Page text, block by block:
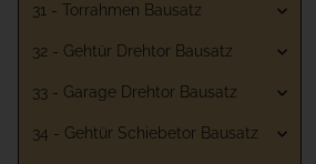
31 - Torrahmen Bausatz
32 - Gehtür Drehtor Bausatz
33 - Garage Drehtor Bausatz
34 - Gehtür Schiebetor Bausatz